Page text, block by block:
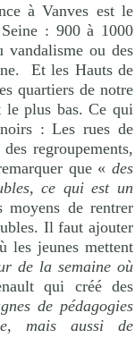
à Vanves est le
: 900 à 1000
vandalisme ou des
Et les Hauts de
quartiers de notre
le plus bas. Ce qui
: Les rues de
regroupements,
que « des
ce qui est un
moyens de rentrer
Il faut ajouter
les jeunes mettent
de la semaine où
qui créé des
de pédagogies
mais aussi de